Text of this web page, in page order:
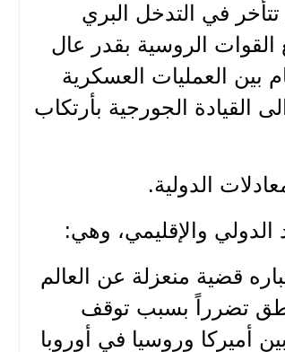
في التدخل البري
الروسية بقدر عال
بين العمليات العسكرية
القيادة الجورجية بأرتكاب
الدولية.
والإقليمي، وهي:
قضية منعزلة عن العالم
تضرراً بسبب توقف
أميركا وروسيا في أوروبا